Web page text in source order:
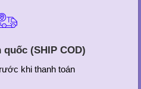
(SHIP COD)
khi thanh toán